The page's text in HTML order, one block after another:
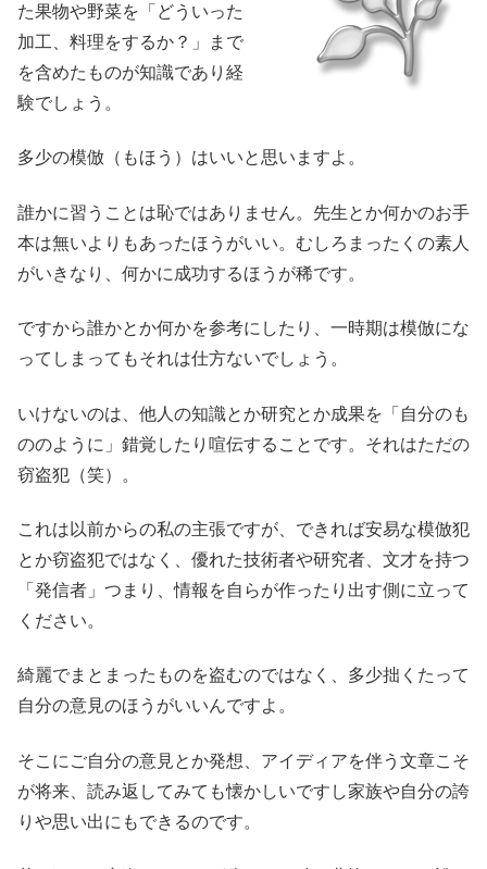
た果物や野菜を「どういった
加工、料理をするか？」まで
を含めたものが知識であり経
験でしょう。
多少の模倣（もほう）はいいと思いますよ。
誰かに習うことは恥ではありません。先生とか何かのお手
本は無いよりもあったほうがいい。むしろまったくの素人
がいきなり、何かに成功するほうが稀です。
ですから誰かとか何かを参考にしたり、一時期は模倣にな
ってしまってもそれは仕方ないでしょう。
いけないのは、他人の知識とか研究とか成果を「自分のも
ののように」錯覚したり喧伝することです。それはただの
窃盗犯（笑）。
これは以前からの私の主張ですが、できれば安易な模倣犯
とか窃盗犯ではなく、優れた技術者や研究者、文才を持つ
「発信者」つまり、情報を自らが作ったり出す側に立って
ください。
綺麗でまとまったものを盗むのではなく、多少拙くたって
自分の意見のほうがいいんですよ。
そこにご自分の意見とか発想、アイディアを伴う文章こそ
が将来、読み返してみても懐かしいですし家族や自分の誇
りや思い出にもできるのです。